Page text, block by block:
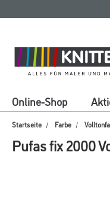
springen
springen
Online-Shop
Startseite Farbe
Pufas fix 2000